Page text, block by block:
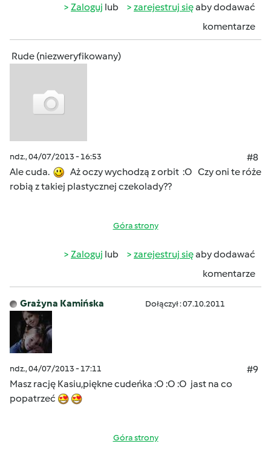
Zaloguj lub zarejestruj sięaby dodawać
komentarze
Rude (niezweryfikowany)
ndz., 04/07/2013 - 16:53
#8
Ale cuda.
Aż oczy wychodzą z orbit :O Czy oni te róże
robią z takiej plastycznej czekolady??
Góra strony
Zaloguj lub zarejestruj sięaby dodawać
komentarze
Grażyna Kamińska Dołączył : 07.10.2011
ndz., 04/07/2013 - 17:11
#9
Masz rację Kasiu,piękne cudeńka :O :O :O jast na co
popatrzeć
Góra strony